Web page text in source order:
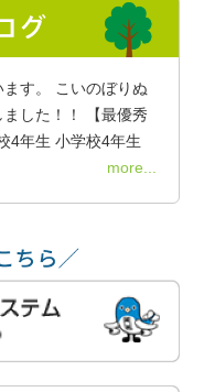
す。 こいのぼりぬ
した！！ 【最優秀
4年生 小学校4年生
more...